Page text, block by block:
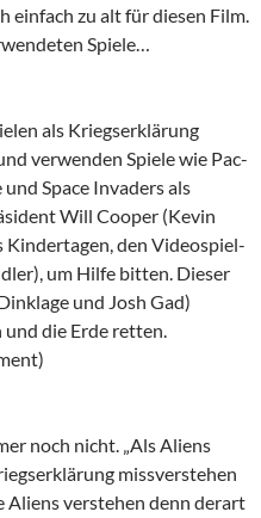
einfach zu alt für diesen Film.
Spiele…
als Kriegserklärung
verwenden Spiele wie Pac-
Space Invaders als
Will Cooper (Kevin
Kindertagen, den Videospiel-
um Hilfe bitten. Dieser
und Josh Gad)
die Erde retten.
noch nicht. „Als Aliens
missverstehen
verstehen denn derart